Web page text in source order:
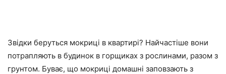
Звідки беруться мокриці в квартирі? Найчастіше вони
потрапляють в будинок в горщиках з рослинами, разом з
грунтом. Буває, що мокриці домашні заповзають з